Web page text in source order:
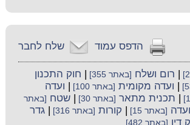
שלח לחבר הדפס עמוד
רום ושלח [באתר 355]
חוק התכנון
ועדה מקומית [באתר 100]
ועדה
תכנית מתאר [באתר 30] |שטח [באתר
[באתר 15] קורות [באתר 316] |גדר
דין [באתר 482]